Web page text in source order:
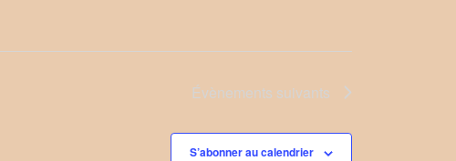
Évènements suivants
S’abonner au calendrier